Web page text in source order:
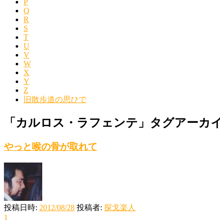
P
Q
R
S
T
U
V
W
X
Y
Z
旧散歩道の思ひで
「 カルロス・ラフェンテ 」タグアーカ
やっと喉の骨が取れて
投稿日時: 2012/08/28 投稿者: 探戈楽人
1